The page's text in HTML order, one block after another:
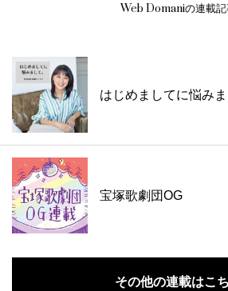
Web Domaniの連載
はじめましてに悩みま
宝塚歌劇団OG
その他の連載はこ